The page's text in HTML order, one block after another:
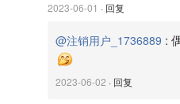
2023-06-01 · 回复
@注销用户_1736889 :
2023-06-02 · 回复